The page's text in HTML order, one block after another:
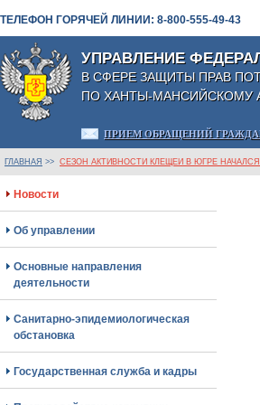
ТЕЛЕФОН ГОРЯЧЕЙ ЛИНИИ: 8-800-555-49-43
УПРАВЛЕНИЕ
В СФЕРЕ ЗАЩИТЫ ПРАВ
ПО ХАНТЫ-МАНСИЙСКОМУ
ПРИЕМ ОБРАЩЕНИЙ
ГЛАВНАЯ >> СЕЗОН АКТИВНОСТИ КЛЕЩЕЙ В ЮГРЕ
Новости
Об управлении
Основные направления
деятельности
Санитарно-эпидемиологическая
обстановка
Государственная служба и кадры